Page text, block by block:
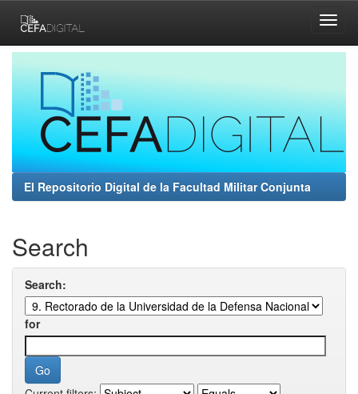
navigation
El Repositorio Digital de la Facultad Militar Conjunta
Search
Search:
for